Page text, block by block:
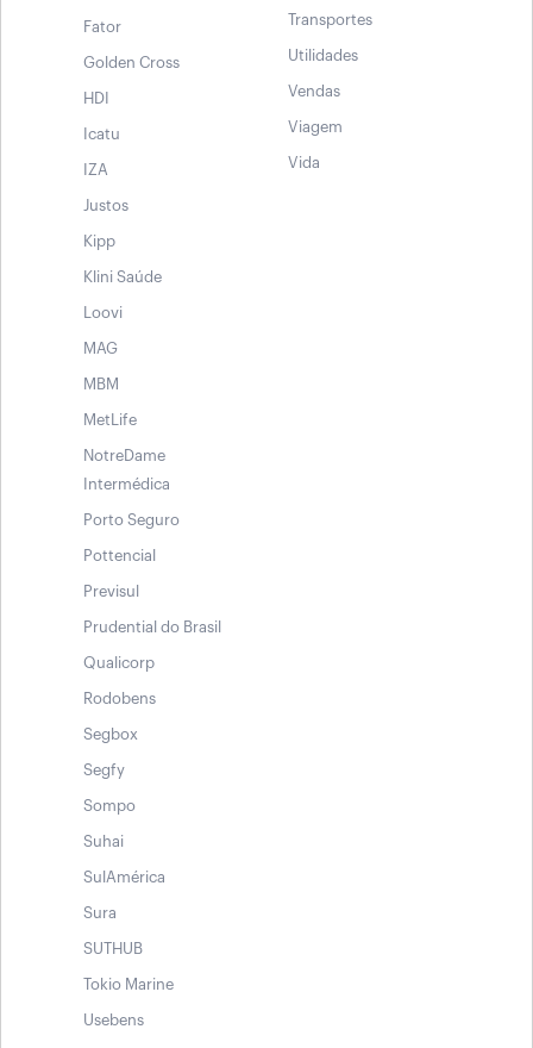
Fator
Golden Cross
HDI
Icatu
IZA
Justos
Kipp
Klini Saúde
Loovi
MAG
MBM
MetLife
NotreDame
Intermédica
Porto Seguro
Pottencial
Previsul
Prudential do Brasil
Qualicorp
Rodobens
Segbox
Segfy
Sompo
Suhai
SulAmérica
Sura
SUTHUB
Tokio Marine
Usebens
Transportes
Utilidades
Vendas
Viagem
Vida